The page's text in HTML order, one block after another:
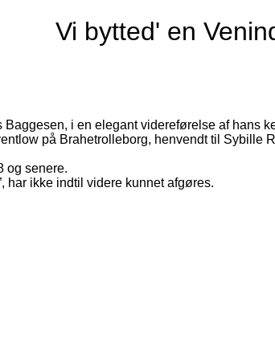
Vi bytted' en
i en elegant videreførelse af hans
på Brahetrolleborg, henvendt til Sybille
og senere.
har ikke indtil videre kunnet afgøres.